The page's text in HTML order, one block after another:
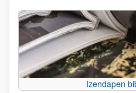
Izendapen